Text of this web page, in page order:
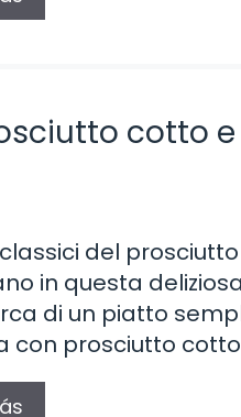
cotto
del
in questa
di un piatto
con prosciutto